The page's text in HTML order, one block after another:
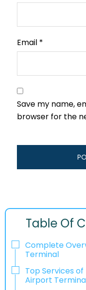
Email *
Save my name,
browser for the
Table Of
Complete
Terminal
Top Services of
Airport